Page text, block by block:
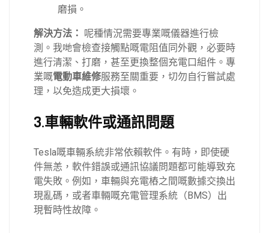
磨損。
解決方法： 呢種情況需要專業嘅儀器進行檢
測。我哋會檢查接觸點嘅電阻值同外觀，必要時
進行清潔、打磨，甚至更換整個充電口組件。專
業嘅電動車維修服務至關重要，切勿自行嘗試處
理，以免造成更大損壞。
3.車輛軟件或通訊問題
Tesla嘅車輛系統非常依賴軟件。有時，即使硬
件無恙，軟件錯誤或通訊協議問題都可能導致充
電失敗。例如，車輛與充電樁之間嘅數據交換出
現亂碼，或者車輛嘅充電管理系統（BMS）出
現暫時性故障。